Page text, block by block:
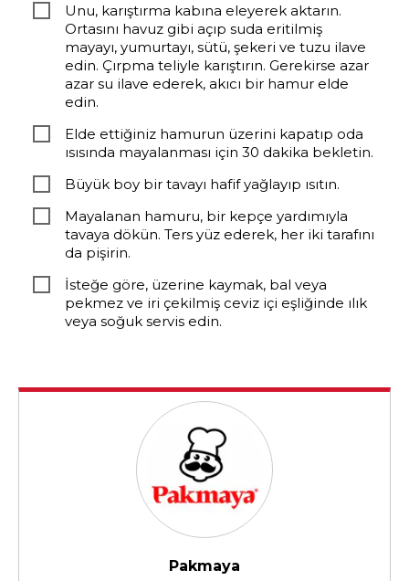
Unu, karıştırma kabına eleyerek aktarın.
Ortasını havuz gibi açıp suda eritilmiş
mayayı, yumurtayı, sütü, şekeri ve tuzu ilave
edin. Çırpma teliyle karıştırın. Gerekirse azar
azar su ilave ederek, akıcı bir hamur elde
edin.
Elde ettiğiniz hamurun üzerini kapatıp oda
ısısında mayalanması için 30 dakika bekletin.
Büyük boy bir tavayı hafif yağlayıp ısıtın.
Mayalanan hamuru, bir kepçe yardımıyla
tavaya dökün. Ters yüz ederek, her iki tarafını
da pişirin.
İsteğe göre, üzerine kaymak, bal veya
pekmez ve iri çekilmiş ceviz içi eşliğinde ılık
veya soğuk servis edin.
Pakmaya